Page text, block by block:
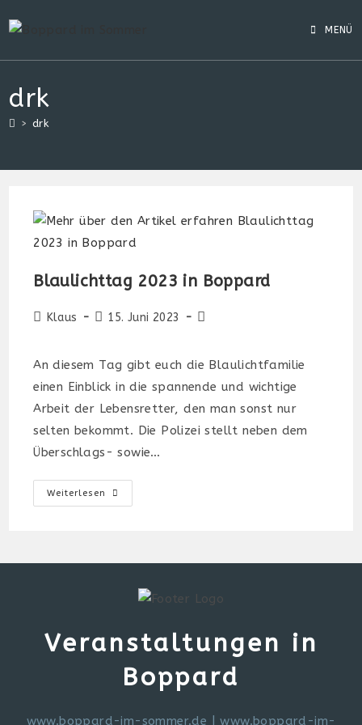
Inhalt
MENÜ
drk
> drk
Blaulichttag 2023 in Boppard
Beitrags-
Klaus
Beitrag
15. Juni 2023
Beitrags-
An diesem Tag gibt euch die Blaulichtfamilie
einen Einblick in die spannende und wichtige
Arbeit der Lebensretter, den man sonst nur
selten bekommt. Die Polizei stellt neben dem
Überschlags- sowie…
Weiterlesen
Blaulichttag
2023
Veranstaltungen in
Boppard
www.boppard-im-sommer.de |www.boppard-im-